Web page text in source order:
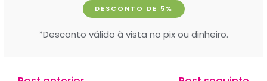
DESCONTO DE 5%
*Desconto válido à vista no pix ou dinheiro.